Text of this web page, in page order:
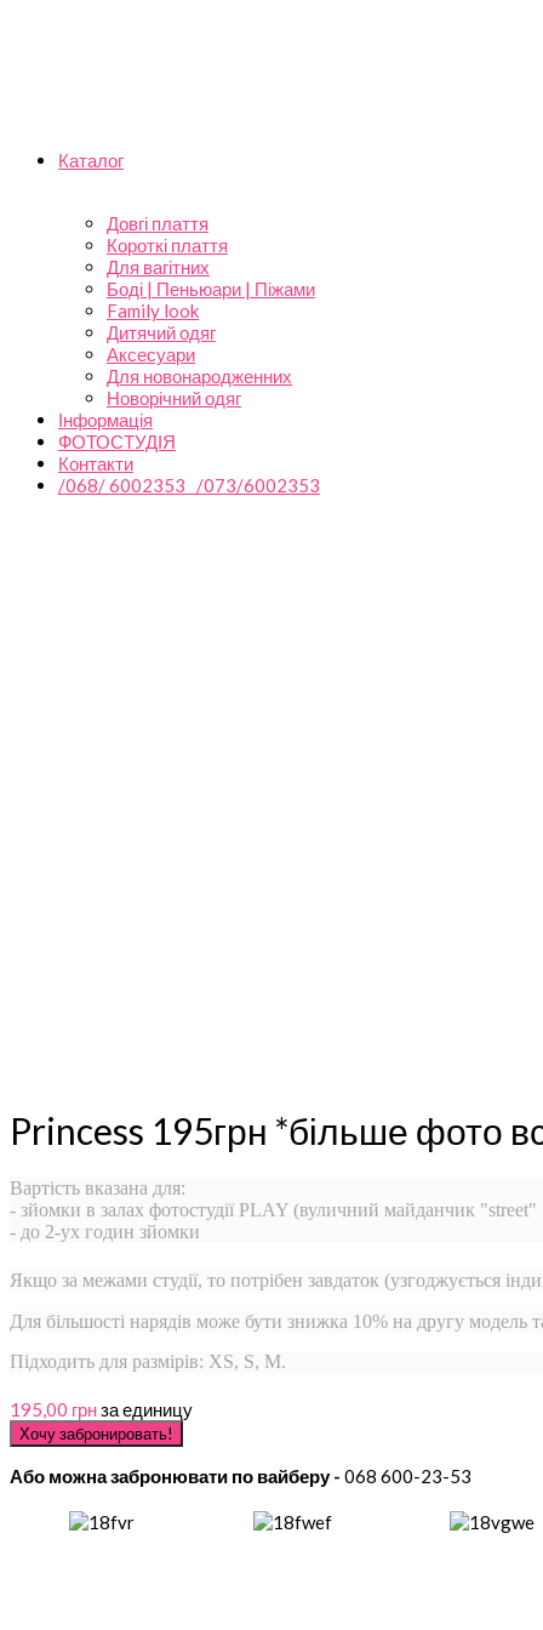
Каталог
Довгі плаття
Короткі плаття
Для вагітних
Боді | Пеньюари | Піжами
Family look
Дитячий одяг
Аксесуари
Для новонародженних
Новорічний одяг
Інформація
ФОТОСТУДІЯ
Контакти
/068/ 6002353 /073/6002353
Princess 195грн *більше фото
Вартість вказана для:
- зйомки в залах фотостудії PLAY (вуличний майданчик "street"
- до 2-ух годин зйомки
Якщо за межами студії, то потрібен завдаток (узгоджується
Для більшості нарядів може бути знижка 10% на другу
Підходить для размірів: XS, S, M.
195,00 грнза единицу
Або можна забронювати по вайберу - 068 600-23-53